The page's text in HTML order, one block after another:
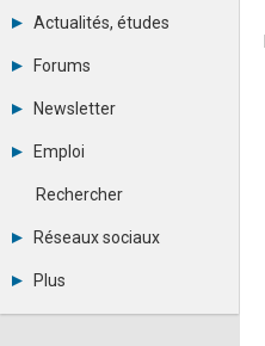
Actualités, études
Chiffres
eSport
Hardware
Vidéos
Photographies
Forums
Tous les forums
-
Messages privés
Contacter un modérateur
Newsletter
Archives
Abonnement
Emploi
Consulter les annonces
Observatoire de l'emploi
Rechercher
Réseaux sociaux
LinkedIn
Plus
Annonceurs